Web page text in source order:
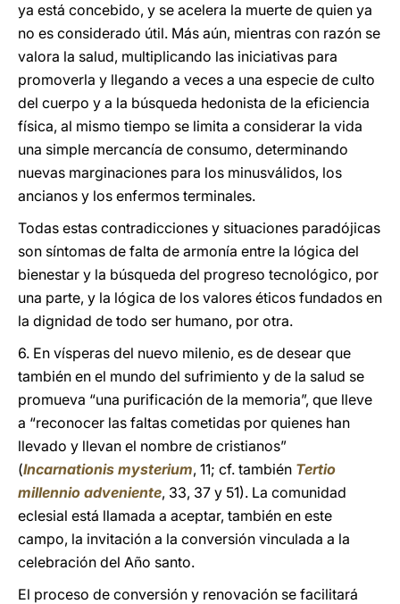
ya está concebido, y se acelera la muerte de quien ya
no es considerado útil. Más aún, mientras con razón se
valora la salud, multiplicando las iniciativas para
promoverla y llegando a veces a una especie de culto
del cuerpo y a la búsqueda hedonista de la eficiencia
física, al mismo tiempo se limita a considerar la vida
una simple mercancía de consumo, determinando
nuevas marginaciones para los minusválidos, los
ancianos y los enfermos terminales.
Todas estas contradicciones y situaciones paradójicas
son síntomas de falta de armonía entre la lógica del
bienestar y la búsqueda del progreso tecnológico, por
una parte, y la lógica de los valores éticos fundados en
la dignidad de todo ser humano, por otra.
6. En vísperas del nuevo milenio, es de desear que
también en el mundo del sufrimiento y de la salud se
promueva “una purificación de la memoria”, que lleve
a “reconocer las faltas cometidas por quienes han
llevado y llevan el nombre de cristianos”
(Incarnationis mysterium, 11; cf. también Tertio
millennio adveniente, 33, 37 y 51). La comunidad
eclesial está llamada a aceptar, también en este
campo, la invitación a la conversión vinculada a la
celebración del Año santo.
El proceso de conversión y renovación se facilitará